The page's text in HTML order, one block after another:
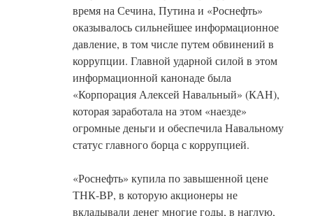
время на Сечина, Путина и «Роснефть»
оказывалось сильнейшее информационное
давление, в том числе путем обвинений в
коррупции. Главной ударной силой в этом
информационной канонаде была
«Корпорация Алексей Навальный» (КАН),
которая заработала на этом «наезде»
огромные деньги и обеспечила Навальному
статус главного борца с коррупцией.
«Роснефть» купила по завышенной цене
ТНК-ВР, в которую акционеры не
вкладывали денег многие годы, в наглую,